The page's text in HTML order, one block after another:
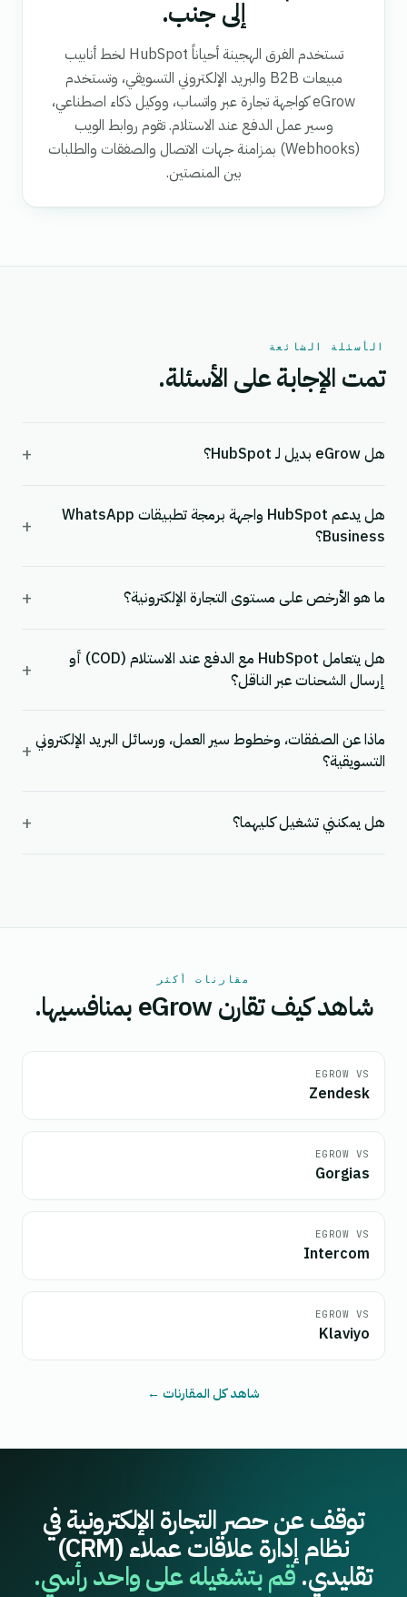
إلى جنب.
تستخدم الفرق الهجينة أحياناً HubSpot لخط أنابيب
مبيعات B2B والبريد الإلكتروني التسويقي، وتستخدم
eGrow كواجهة تجارة عبر واتساب، ووكيل ذكاء اصطناعي،
وسير عمل الدفع عند الاستلام. تقوم روابط الويب
(Webhooks) بمزامنة جهات الاتصال والصفقات والطلبات
بين المنصتين.
الأسئلة الشائعة
تمت الإجابة على الأسئلة.
هل eGrow بديل لـ HubSpot؟ +
هل يدعم HubSpot واجهة برمجة تطبيقات WhatsApp
Business؟
+
ما هو الأرخص على مستوى التجارة الإلكترونية؟ +
هل يتعامل HubSpot مع الدفع عند الاستلام (COD) أو
إرسال الشحنات عبر الناقل؟
+
ماذا عن الصفقات، وخطوط سير العمل، ورسائل البريد الإلكتروني
التسويقية؟
+
هل يمكنني تشغيل كليهما؟ +
مقارنات أكثر
شاهد كيف تقارن eGrow بمنافسيها.
EGROW VS
Zendesk
EGROW VS
Gorgias
EGROW VS
Intercom
EGROW VS
Klaviyo
شاهد كل المقارنات ←
توقف عن حصر التجارة الإلكترونية في
نظام إدارة علاقات عملاء (CRM)
تقليدي.قم بتشغيله على واحد رأسي.